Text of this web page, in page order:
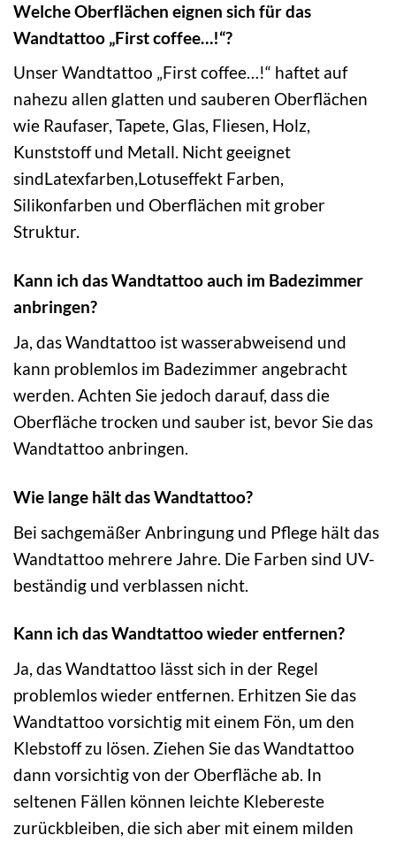
Welche Oberflächen eignen sich für das
Wandtattoo „First coffee…!“?
Unser Wandtattoo „First coffee…!“ haftet auf
nahezu allen glatten und sauberen Oberflächen
wie Raufaser, Tapete, Glas, Fliesen, Holz,
Kunststoff und Metall. Nicht geeignet
sindLatexfarben,Lotuseffekt Farben,
Silikonfarben und Oberflächen mit grober
Struktur.
Kann ich das Wandtattoo auch im Badezimmer
anbringen?
Ja, das Wandtattoo ist wasserabweisend und
kann problemlos im Badezimmer angebracht
werden. Achten Sie jedoch darauf, dass die
Oberfläche trocken und sauber ist, bevor Sie das
Wandtattoo anbringen.
Wie lange hält das Wandtattoo?
Bei sachgemäßer Anbringung und Pflege hält das
Wandtattoo mehrere Jahre. Die Farben sind UV-
beständig und verblassen nicht.
Kann ich das Wandtattoo wieder entfernen?
Ja, das Wandtattoo lässt sich in der Regel
problemlos wieder entfernen. Erhitzen Sie das
Wandtattoo vorsichtig mit einem Fön, um den
Klebstoff zu lösen. Ziehen Sie das Wandtattoo
dann vorsichtig von der Oberfläche ab. In
seltenen Fällen können leichte Klebereste
zurückbleiben, die sich aber mit einem milden